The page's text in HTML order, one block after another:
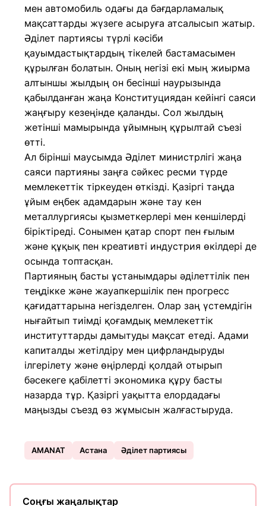
мен автомобиль одағы да бағдарламалық
мақсаттарды жүзеге асыруға атсалысып жатыр.
Әділет партиясы түрлі кәсіби
қауымдастықтардың тікелей бастамасымен
құрылған болатын. Оның негізі екі мың жиырма
алтыншы жылдың он бесінші наурызында
қабылданған жаңа Конституциядан кейінгі саяси
жаңғыру кезеңінде қаланды. Сол жылдың
жетінші мамырында ұйымның құрылтай съезі
өтті.
Ал бірінші маусымда Әділет министрлігі жаңа
саяси партияны заңға сәйкес ресми түрде
мемлекеттік тіркеуден өткізді. Қазіргі таңда
ұйым еңбек адамдарын және тау кен
металлургиясы қызметкерлері мен кеншілерді
біріктіреді. Сонымен қатар спорт пен ғылым
және құқық пен креативті индустрия өкілдері де
осында топтасқан.
Партияның басты ұстанымдары әділеттілік пен
теңдікке және жауапкершілік пен прогресс
қағидаттарына негізделген. Олар заң үстемдігін
нығайтып тиімді қоғамдық мемлекеттік
институттарды дамытуды мақсат етеді. Адами
капиталды жетілдіру мен цифрландыруды
ілгерілету және өңірлерді қолдай отырып
бәсекеге қабілетті экономика құру басты
назарда тұр. Қазіргі уақытта елордадағы
маңызды съезд өз жұмысын жалғастыруда.
AMANAT Астана Әділет партиясы
Соңғы жаңалықтар